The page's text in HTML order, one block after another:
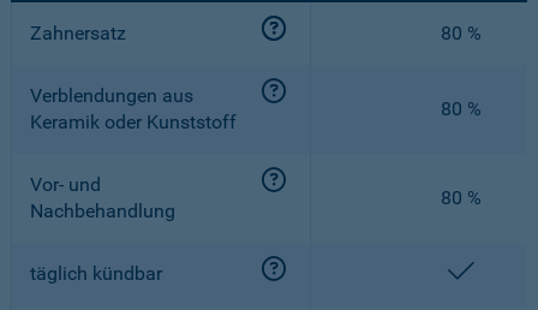
Zahnersatz 80 %
Verblendungen aus
Keramik oder Kunststoff
80 %
Vor- und
Nachbehandlung
80 %
täglich kündbar